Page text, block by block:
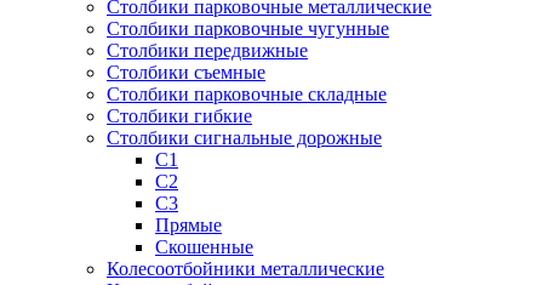
Столбики парковочные металлические
Столбики парковочные чугунные
Столбики передвижные
Столбики съемные
Столбики парковочные складные
Столбики гибкие
Столбики сигнальные дорожные
С1
С2
С3
Прямые
Скошенные
Колесоотбойники металлические